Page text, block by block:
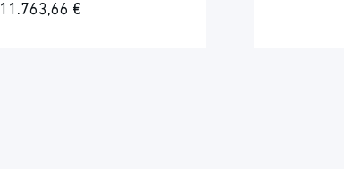
11.763,66 €